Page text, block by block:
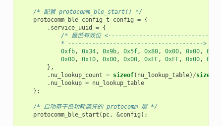
/* 配置 protocomm_ble_start() */
protocomm_ble_config_t
config = {
. service_uuid = {
/* 最低有效位
* ---------------------------------------> 最高
0xfb, 0x34, 0x9b, 0x5f, 0x80, 0x00, 0x00, 0x80
0x00, 0x10, 0x00, 0x00, 0xFF, 0xFF, 0x00, 0x00
},
. nu_lookup_count = sizeof( nu_lookup_table) /sizeof
. nu_lookup = nu_lookup_table
};
/* 启动基于低功耗蓝牙的 protocomm 层 */
protocomm_ble_start ( pc, &config );